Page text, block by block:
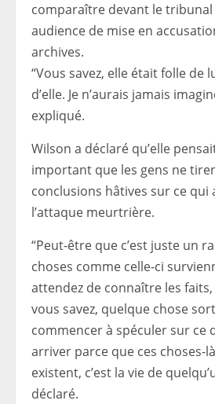
comparaître devant le
audience de mise en
archives.
“Vous savez, elle était folle de
d’elle. Je n’aurais jamais
expliqué.
Wilson a déclaré qu’elle
important que les gens ne
conclusions hâtives sur ce qui
l’attaque meurtrière.
“Peut-être que c’est juste un
choses comme celle-ci
attendez de connaître les
vous savez, quelque chose
commencer à spéculer sur ce
arriver parce que ces choses-
existent, c’est la vie de
déclaré.